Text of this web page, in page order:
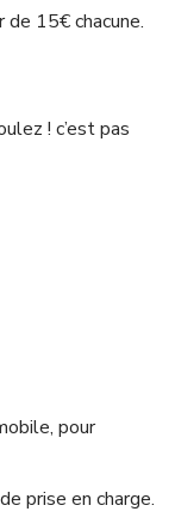
15€ chacune.
! c’est pas
pour
prise en charge.